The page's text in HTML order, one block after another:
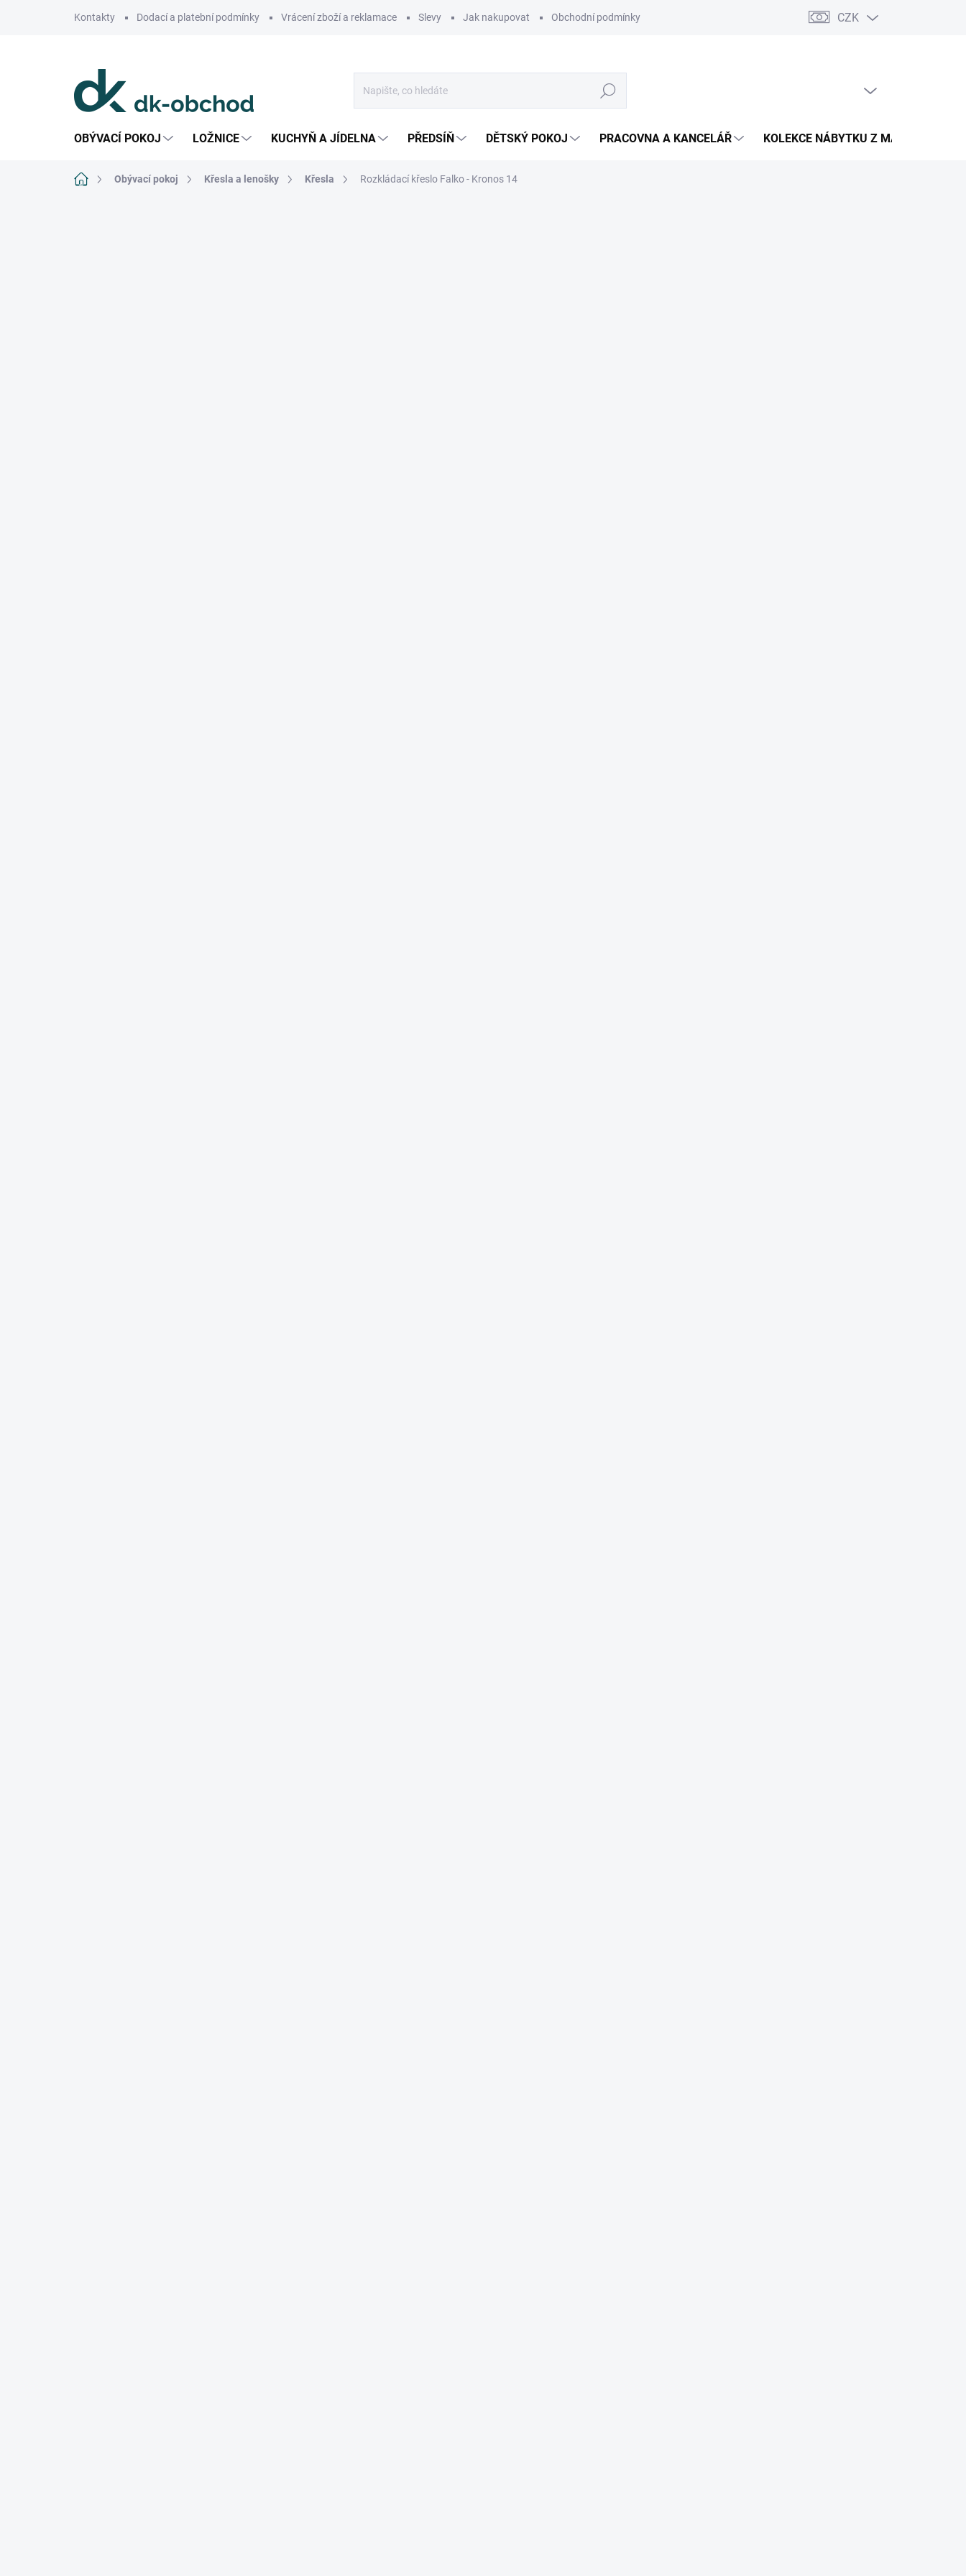
Kontakty Dodací a platební podmínky Vrácení zboží a reklamace Slevy Jak nakupovat Obchodní podmínky Podmínky ochrany osobních údajů Pojištění zásilky
CZK
Hledat
OBÝVACÍ POKOJ LOŽNICE KUCHYŇ A JÍDELNA PŘEDSÍŇ DĚTSKÝ POKOJ PRACOVNA A KANCELÁŘ KOLEKCE NÁBYTKU Z MASIVU
Domů Obývací pokoj Křesla a lenošky Křesla Rozkládací křeslo Falko - Kronos 14